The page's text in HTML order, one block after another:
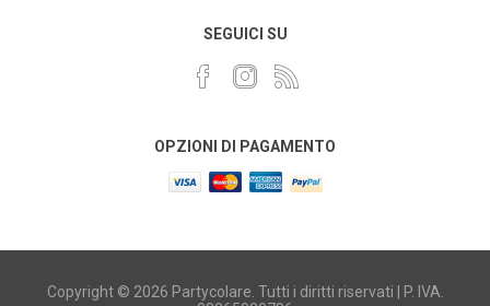
SEGUICI SU
OPZIONI DI PAGAMENTO
Copyright © 2026 Partycolare. Tutti i diritti riservati | P. IVA.